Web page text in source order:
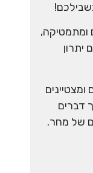
ומתמטיקה,
יתרון
ומצטיינים
דברים
של מחר.